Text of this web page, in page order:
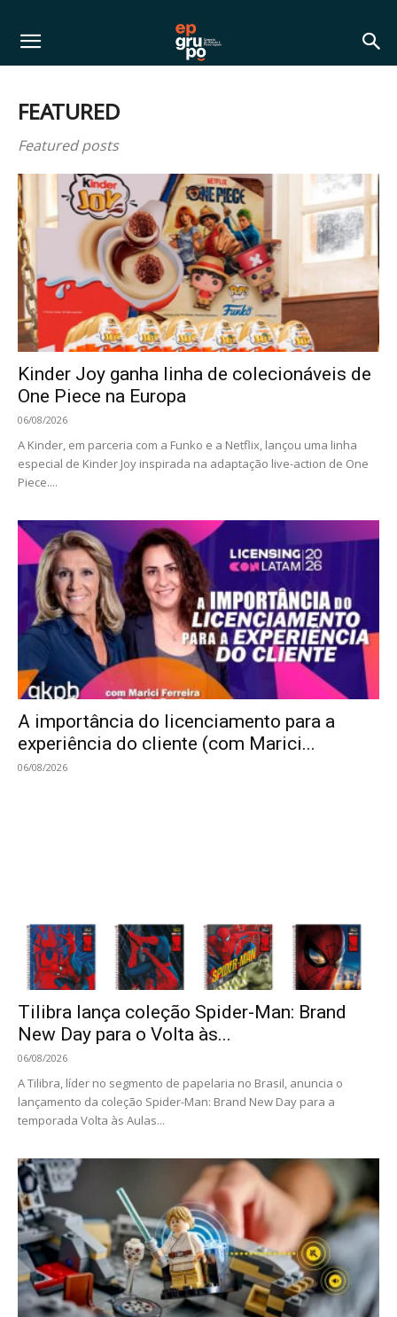
FEATURED
Featured posts
Kinder Joy ganha linha de colecionáveis de
One Piece na Europa
06/08/2026
A Kinder, em parceria com a Funko e a Netflix, lançou uma linha
especial de Kinder Joy inspirada na adaptação live-action de One
Piece....
A importância do licenciamento para a
experiência do cliente (com Marici...
06/08/2026
Tilibra lança coleção Spider-Man: Brand
New Day para o Volta às...
06/08/2026
A Tilibra, líder no segmento de papelaria no Brasil, anuncia o
lançamento da coleção Spider-Man: Brand New Day para a
temporada Volta às Aulas...